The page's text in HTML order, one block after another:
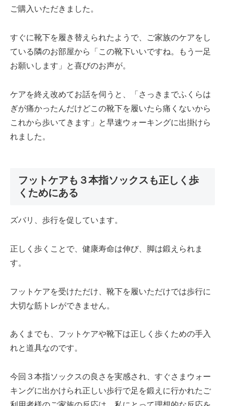
ご購入いただきました。
すぐに靴下を履き替えられたようで、ご家族のケアをし
ている隣のお部屋から「この靴下いいですね。もう一足
お願いします」と喜びのお声が。
ケアを終え改めてお話を伺うと、「さっきまでふくらは
ぎが痛かったんだけどこの靴下を履いたら痛くないから
これから歩いてきます」と早速ウォーキングに出掛けら
れました。
フットケアも３本指ソックスも正しく歩
くためにある
ズバリ、歩行を促しています。
正しく歩くことで、健康寿命は伸び、脚は鍛えられま
す。
フットケアを受けただけ、靴下を履いただけでは歩行に
大切な筋トレができません。
あくまでも、フットケアや靴下は正しく歩くための手入
れと道具なのです。
今回３本指ソックスの良さを実感され、すぐさまウォー
キングに出かけられ正しい歩行で足を鍛えに行かれたご